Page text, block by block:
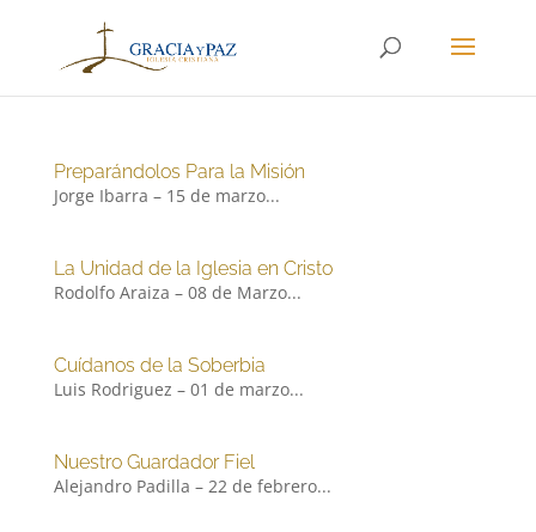
Preparándolos Para la Misión
Jorge Ibarra – 15 de marzo...
La Unidad de la Iglesia en Cristo
Rodolfo Araiza – 08 de Marzo...
Cuídanos de la Soberbia
Luis Rodriguez – 01 de marzo...
Nuestro Guardador Fiel
Alejandro Padilla – 22 de febrero...